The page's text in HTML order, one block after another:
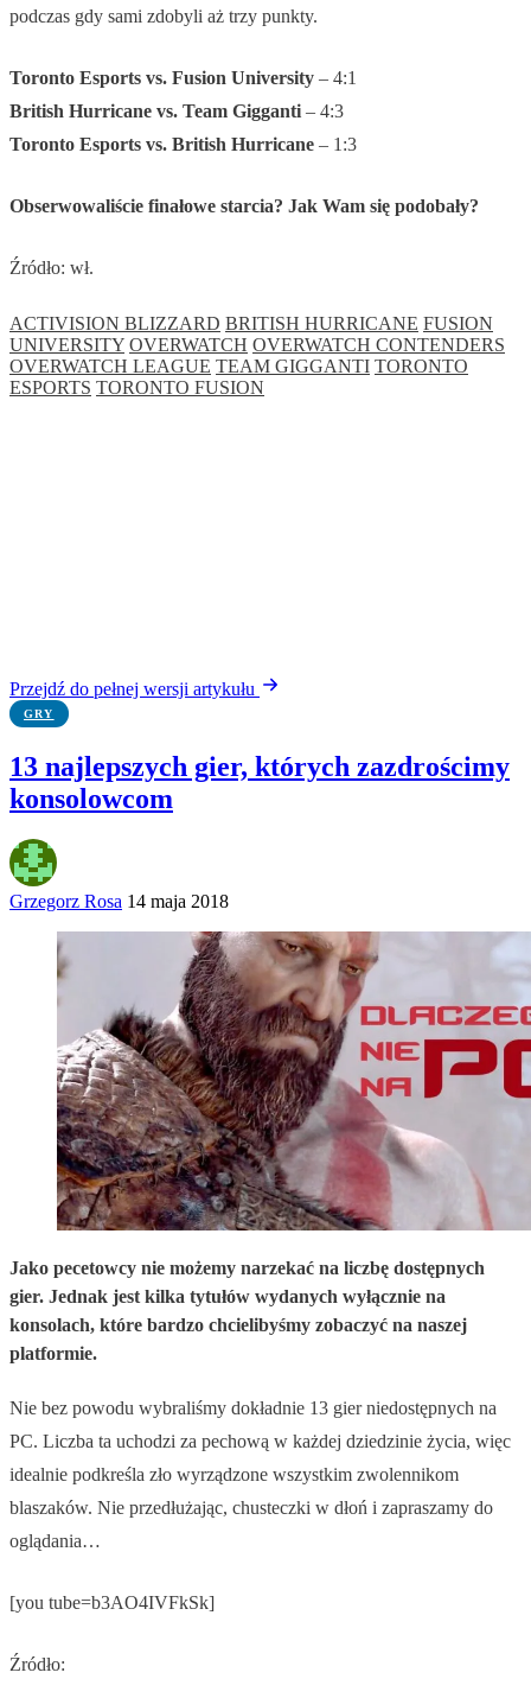
podczas gdy sami zdobyli aż trzy punkty.
Toronto Esports vs. Fusion University – 4:1
British Hurricane vs. Team Gigganti – 4:3
Toronto Esports vs. British Hurricane – 1:3
Obserwowaliście finałowe starcia? Jak Wam się podobały?
Źródło: wł.
ACTIVISION BLIZZARD BRITISH HURRICANE FUSION
UNIVERSITY OVERWATCH OVERWATCH CONTENDERS
OVERWATCH LEAGUE TEAM GIGGANTI TORONTO
ESPORTS TORONTO FUSION
Przejdź do pełnej wersji artykułu
GRY
13 najlepszych gier, których zazdrościmy
konsolowcom
Grzegorz Rosa 14 maja 2018
Jako pecetowcy nie możemy narzekać na liczbę dostępnych
gier. Jednak jest kilka tytułów wydanych wyłącznie na
konsolach, które bardzo chcielibyśmy zobaczyć na naszej
platformie.
Nie bez powodu wybraliśmy dokładnie 13 gier niedostępnych na
PC. Liczba ta uchodzi za pechową w każdej dziedzinie życia, więc
idealnie podkreśla zło wyrządzone wszystkim zwolennikom
blaszaków. Nie przedłużając, chusteczki w dłoń i zapraszamy do
oglądania…
[you tube=b3AO4IVFkSk]
Źródło: